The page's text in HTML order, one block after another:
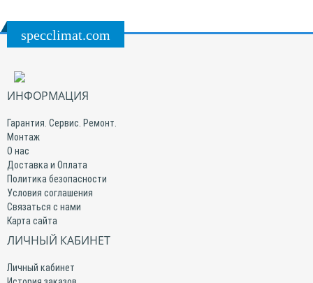
specclimat.com
ИНФОРМАЦИЯ
Гарантия. Сервис. Ремонт.
Монтаж
О нас
Доставка и Оплата
Политика безопасности
Условия соглашения
Связаться с нами
Карта сайта
ЛИЧНЫЙ КАБИНЕТ
Личный кабинет